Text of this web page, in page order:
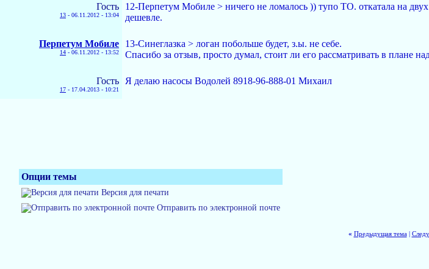
Гость
13 - 06.11.2012 - 13:04
12-Перпетум Мобиле > ничего не ломалось )) тупо ТО. откатала на
дешевле.
Перпетум Мобиле
14 - 06.11.2012 - 13:52
13-Синеглазка > логан побольше будет, з.ы. не себе.
Спасибо за отзыв, просто думал, стоит ли его рассматривать в плане
Гость
17 - 17.04.2013 - 10:21
Я делаю насосы Водолей 8918-96-888-01 Михаил
Опции темы
Версия для печати
Отправить по электронной почте
« Предыдущая тема|